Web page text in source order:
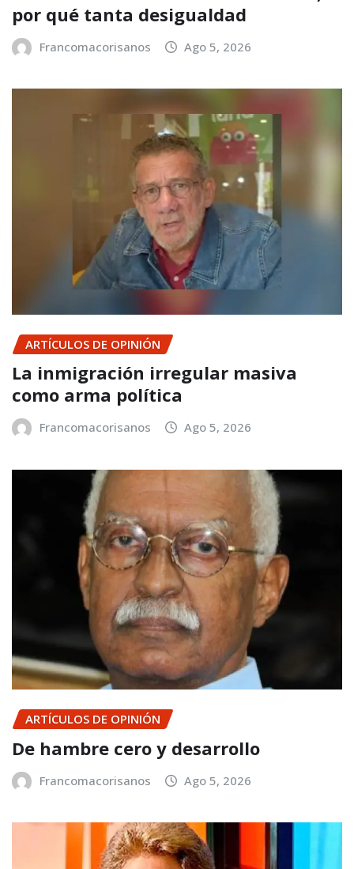
por qué tanta desigualdad
Francomacorisanos Ago 5, 2026
ARTÍCULOS DE OPINIÓN
La inmigración irregular masiva
como arma política
Francomacorisanos Ago 5, 2026
ARTÍCULOS DE OPINIÓN
De hambre cero y desarrollo
Francomacorisanos Ago 5, 2026